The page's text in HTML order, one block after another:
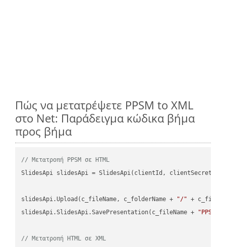
Πώς να μετατρέψετε PPSM to XML
στο Net: Παράδειγμα κώδικα βήμα
προς βήμα
// Μετατροπή PPSM σε HTML
SlidesApi slidesApi = SlidesApi(clientId, clientSecret);
slidesApi.Upload(c_fileName, c_folderName + "/" +
slidesApi.SlidesApi.SavePresentation(c_fileName +
"PPSM"
// Μετατροπή HTML σε XML